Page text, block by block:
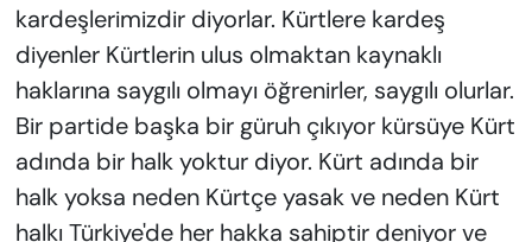
kardeşlerimizdir diyorlar. Kürtlere kardeş
diyenler Kürtlerin ulus olmaktan kaynaklı
haklarına saygılı olmayı öğrenirler, saygılı olurlar.
Bir partide başka bir güruh çıkıyor kürsüye Kürt
adında bir halk yoktur diyor. Kürt adında bir
halk yoksa neden Kürtçe yasak ve neden Kürt
halkı Türkiye'de her hakka sahiptir deniyor ve